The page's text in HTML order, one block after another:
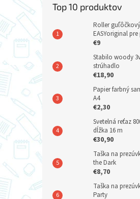
Top 10 produktov
Roller guľôčkový
EASYoriginal
€9
Stabilo woody
strúhadlo
€18,90
Papier farbný
A4
€2,30
Svetelná reťaz
dĺžka 16 m
€30,90
Taška na
the Dark
€8,70
Taška na
Party